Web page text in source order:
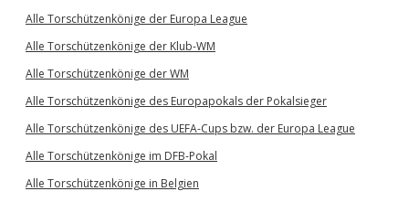
Alle Torschützenkönige der Europa League
Alle Torschützenkönige der Klub-WM
Alle Torschützenkönige der WM
Alle Torschützenkönige des Europapokals der Pokalsieger
Alle Torschützenkönige des UEFA-Cups bzw. der Europa League
Alle Torschützenkönige im DFB-Pokal
Alle Torschützenkönige in Belgien